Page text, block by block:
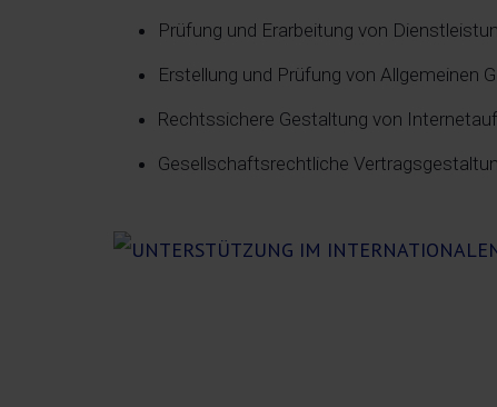
Prüfung und Erarbeitung von
Erstellung und Prüfung von Allgemeinen
Rechtssichere Gestaltung von
Gesellschaftsrechtliche